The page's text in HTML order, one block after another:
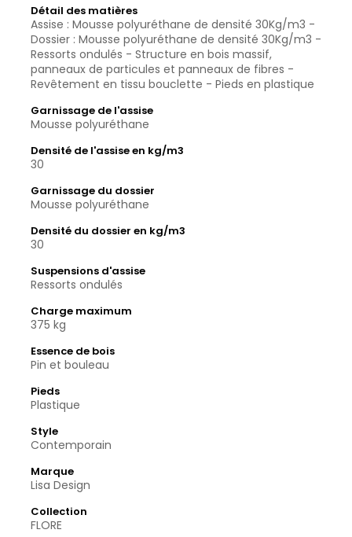
Détail des matières
Assise : Mousse polyuréthane de densité 30Kg/m3 -
Dossier : Mousse polyuréthane de densité 30Kg/m3 -
Ressorts ondulés - Structure en bois massif,
panneaux de particules et panneaux de fibres -
Revêtement en tissu bouclette - Pieds en plastique
Garnissage de l'assise
Mousse polyuréthane
Densité de l'assise en kg/m3
30
Garnissage du dossier
Mousse polyuréthane
Densité du dossier en kg/m3
30
Suspensions d'assise
Ressorts ondulés
Charge maximum
375 kg
Essence de bois
Pin et bouleau
Pieds
Plastique
Style
Contemporain
Marque
Lisa Design
Collection
FLORE